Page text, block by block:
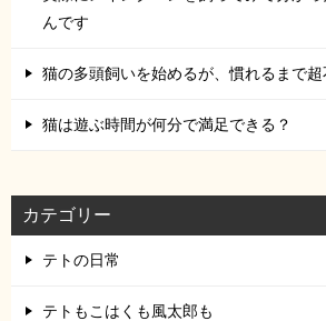
んです
猫の多頭飼いを始めるが、慣れるまで
猫は遊ぶ時間が何分で満足できる？
カテゴリー
テトの日常
テトもこはくも風太郎も